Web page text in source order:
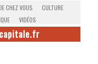
CHEZ VOUS
CULTURE
VIDÉOS